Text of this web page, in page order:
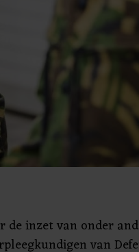
de inzet van onder
van